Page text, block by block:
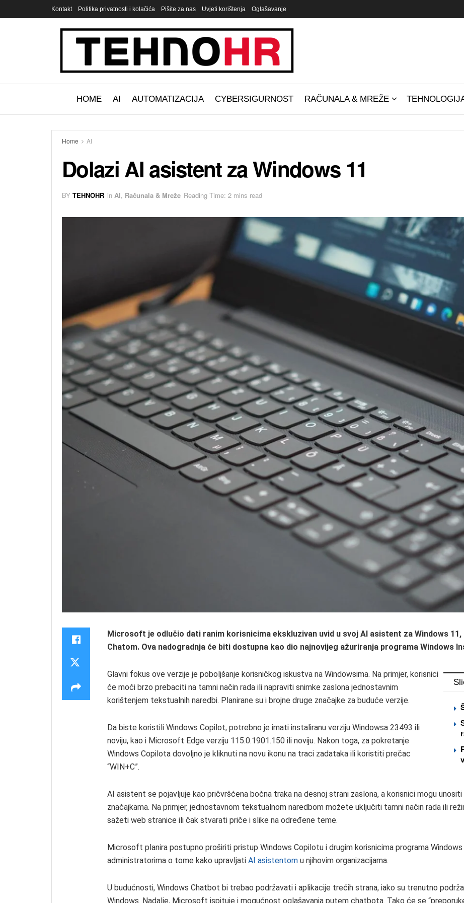
Kontakt Politika privatnosti i kolačića Pišite za nas Uvjeti korištenja Oglašavanje
HOME AI AUTOMATIZACIJA CYBERSIGURNOST RAČUNALA & MREŽE
Home AI
Dolazi AI asistent za Windows 11
BY TEHNOHR in AI, Računala & Mreže Reading Time: 2 mins read
Microsoft je odlučio dati ranim korisnicima ekskluzivan uvid u svoj AI asistent za Windows
Chatom. Ova nadogradnja će biti dostupna kao dio najnovijeg ažuriranja programa Windows
Glavni fokus ove verzije je poboljšanje korisničkog iskustva na Windowsima. Na primjer, korisnici
će moći brzo prebaciti na tamni način rada ili napraviti snimke zaslona jednostavnim
korištenjem tekstualnih naredbi. Planirane su i brojne druge značajke za buduće verzije.
Da biste koristili Windows Copilot, potrebno je imati instaliranu verziju Windowsa 23493 ili
noviju, kao i Microsoft Edge verziju 115.0.1901.150 ili noviju. Nakon toga, za pokretanje
Windows Copilota dovoljno je kliknuti na novu ikonu na traci zadataka ili koristiti prečac
“WIN+C”.
AI asistent se pojavljuje kao pričvršćena bočna traka na desnoj strani zaslona, a korisnici mogu
značajkama. Na primjer, jednostavnom tekstualnom naredbom možete uključiti tamni način rada ili
sažeti web stranice ili čak stvarati priče i slike na određene teme.
Microsoft planira postupno proširiti pristup Windows Copilotu i drugim korisnicima programa
administratorima o tome kako upravljati AI asistentom u njihovim organizacijama.
U budućnosti, Windows Chatbot bi trebao podržavati i aplikacije trećih strana, iako su trenutno
Windows. Nadalje, Microsoft ispituje i mogućnost oglašavanja putem chatbota. Tako će se